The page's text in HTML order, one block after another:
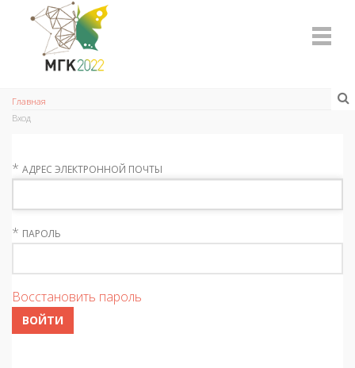
Главная
Вход
* АДРЕС ЭЛЕКТРОННОЙ ПОЧТЫ
* ПАРОЛЬ
Восстановить пароль
ВОЙТИ